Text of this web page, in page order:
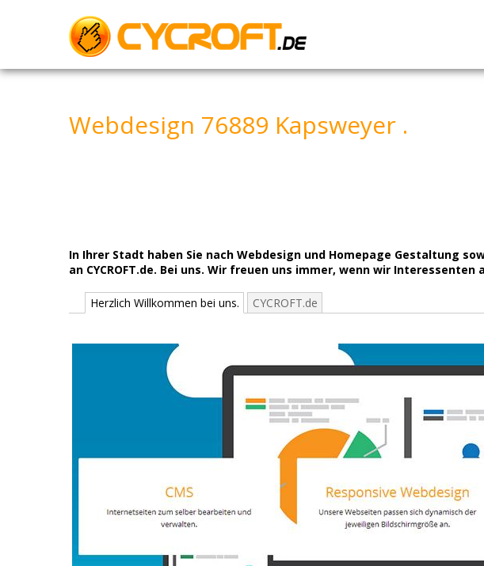
Webdesign 76889 Kapsweyer .
In Ihrer Stadt haben Sie nach Webdesign und Homepage Gestaltung
an CYCROFT.de. Bei uns. Wir freuen uns immer, wenn wir Interessenten
Herzlich Willkommen bei uns. CYCROFT.de